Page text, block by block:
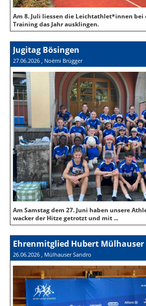
Am 8. Juli liessen die Leichtathlet*innen bei
Training das Jahr ausklingen.
Jugitag Bösingen
27.06.2026 , Noëmi Brügger
Am Samstag dem 27. Juni haben unsere
wacker der Hitze getrotzt und mit ...
26.06.2026 , Mülhauser Sandro